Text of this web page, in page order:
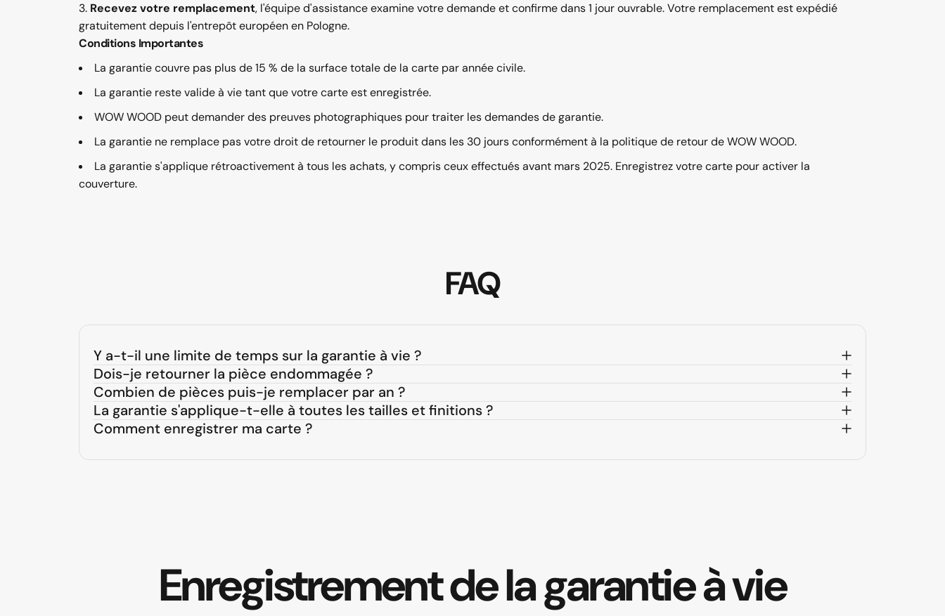
Recevez votre remplacement, l'équipe d'assistance examine votre demande et confirme dans 1 jour ouvrable. Votre remplacement est expédié
gratuitement depuis l'entrepôt européen en Pologne.
Conditions Importantes
La garantie couvre pas plus de 15 % de la surface totale de la carte par année civile.
La garantie reste valide à vie tant que votre carte est enregistrée.
WOW WOOD peut demander des preuves photographiques pour traiter les demandes de garantie.
La garantie ne remplace pas votre droit de retourner le produit dans les 30 jours conformément à la politique de retourde WOW WOOD.
La garantie s'applique rétroactivement à tous les achats, y compris ceux effectués avant mars 2025. Enregistrez votre carte pour activer la
couverture.
FAQ
Y a-t-il une limite de temps sur la garantie à vie ?
Dois-je retourner la pièce endommagée ?
Combien de pièces puis-je remplacer par an ?
La garantie s'applique-t-elle à toutes les tailles et finitions ?
Comment enregistrer ma carte ?
Enregistrementdelagarantieàvie